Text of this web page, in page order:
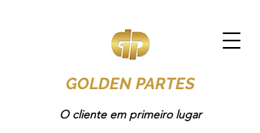
GOLDEN PARTES
O cliente em primeiro lugar